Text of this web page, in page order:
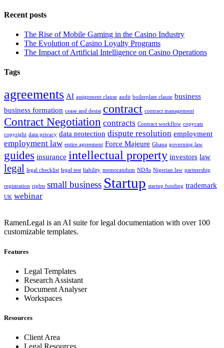
Recent posts
The Rise of Mobile Gaming in the Casino Industry
The Evolution of Casino Loyalty Programs
The Impact of Artificial Intelligence on Casino Operations
Tags
agreements AI assignment clause audit boilerplate clause business
business formation cease and desist contract contract management
Contract Negotiation contracts Contract workflow copycats
copyright data privacy data protection dispute resolution employment
employment law entire agreement Force Majeure Ghana governing law
guides insurance intellectual property investors law
legal legal checklist legal test liability memorandum NDAs Nigerian law partnership
registration rights small business Startup startup funding trademark
UK webinar
RamenLegal is an AI suite for legal documentation with over 100
customizable templates.
Features
Legal Templates
Research Assistant
Document Analyser
Workspaces
Resources
Client Area
Legal Resources